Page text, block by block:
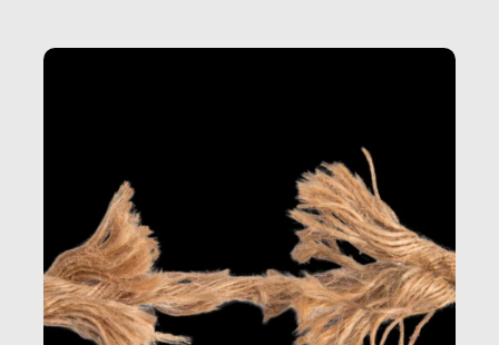
dietro gli oggetti e i servizi che fanno la nostra vita